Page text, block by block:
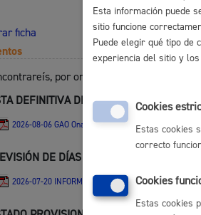
ciudadana y asociacionismo
ficha
por orden de modificación, los
DEFINITIVA DE PERSONAS
2026-08-06 GAO Onartuen behin betiko zerrenda eta
DE DÍAS Y LUGARES DE
2026-07-20 INFORMAZIO OHARRA - Ariketen egun
Esta información puede
sitio funcione
Puede elegir qué tipo de
experiencia del sitio y
Cookies
Estas cookies
correcto
Cookies
Estas cookies